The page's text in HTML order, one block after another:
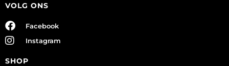
VOLG ONS
Facebook
Instagram
SHOP